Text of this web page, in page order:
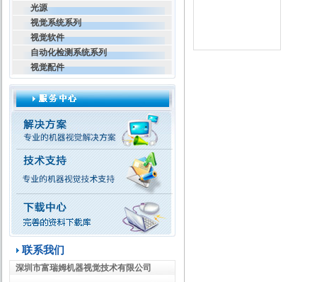
光源
视觉系统系列
视觉软件
自动化检测系统系列
视觉配件
联系我们
深圳市富瑞姆机器视觉技术有限公司